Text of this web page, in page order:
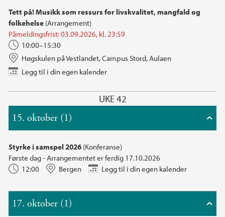
Tett på! Musikk som ressurs for livskvalitet, mangfald og
folkehelse (Arrangement)
Påmeldingsfrist: 03.09.2026, kl. 23:59
10:00–15:30
Høgskulen på Vestlandet, Campus Stord, Aulaen
Legg til i din egen kalender
UKE 42
15. oktober (1)
Styrke i samspel 2026 (Konferanse)
Første dag - Arrangementet er ferdig 17.10.2026
12:00
Bergen Legg til i din egen kalender
17. oktober (1)